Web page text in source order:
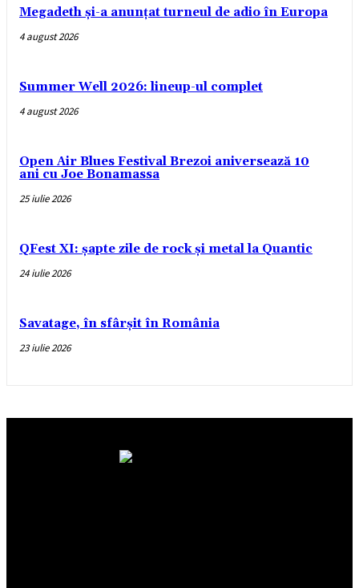
Megadeth și-a anunțat turneul de adio în Europa
4 august 2026
Summer Well 2026: lineup-ul complet
4 august 2026
Open Air Blues Festival Brezoi aniversează 10
ani cu Joe Bonamassa
25 iulie 2026
QFest XI: șapte zile de rock și metal la Quantic
24 iulie 2026
Savatage, în sfârșit în România
23 iulie 2026